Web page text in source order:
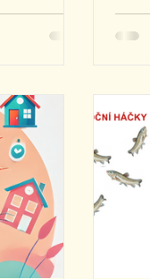
rozvoji
stabilitu
zvládán
jen